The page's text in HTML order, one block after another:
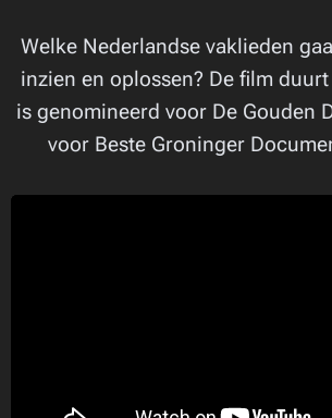
Welke Nederlandse vaklieden
inzien en oplossen? De film
is genomineerd voor De Gouden
voor Beste Groninger